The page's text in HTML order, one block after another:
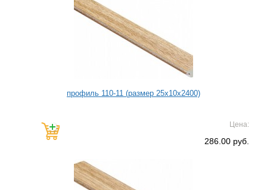
профиль 110-11 (размер 25х10х2400)
Цена:
286.00 руб.